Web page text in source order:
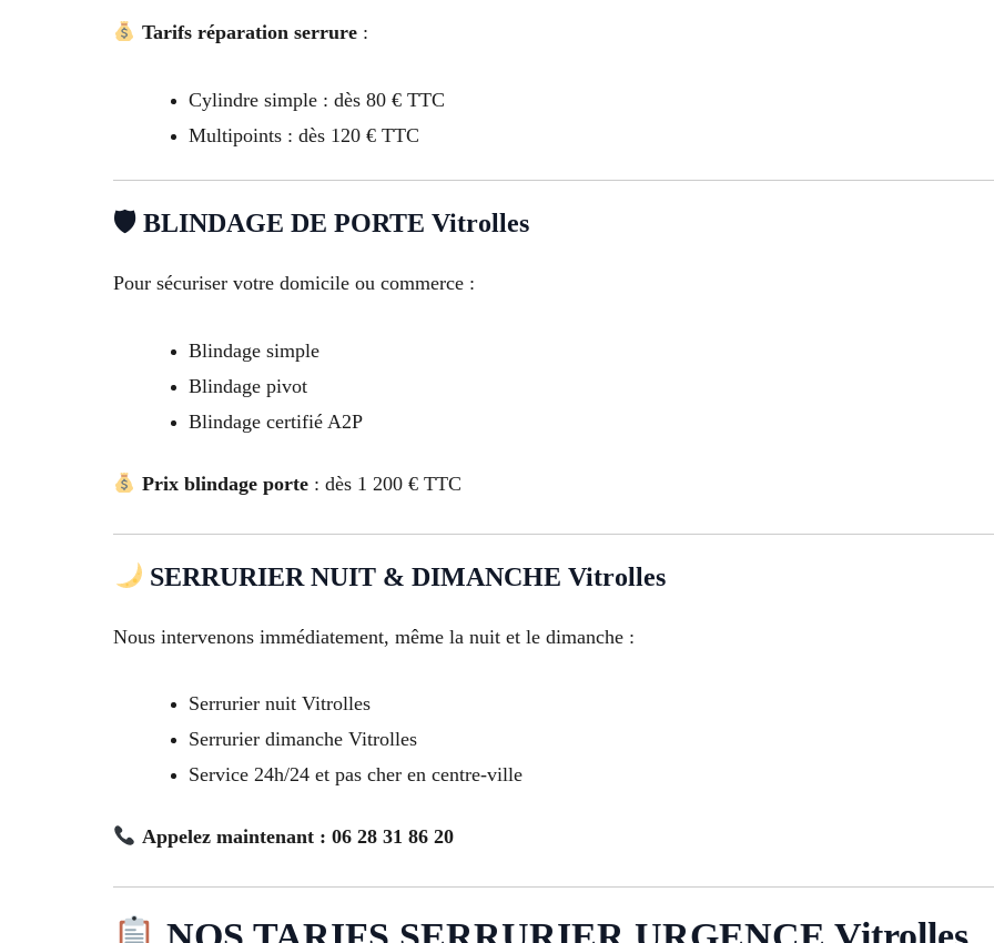
Tarifs réparation serrure:
Cylindre simple : dès 80 € TTC
Multipoints : dès 120 € TTC
🛡 BLINDAGE DE PORTE Vitrolles
Pour sécuriser votre domicile ou commerce :
Blindage simple
Blindage pivot
Blindage certifié A2P
Prix blindage porte: dès 1 200 € TTC
SERRURIER NUIT & DIMANCHE Vitrolles
Nous intervenons immédiatement, même la nuit et le dimanche :
Serrurier nuit Vitrolles
Serrurier dimanche Vitrolles
Service 24h/24 et pas cher en centre-ville
Appelez maintenant : 06 28 31 86 20